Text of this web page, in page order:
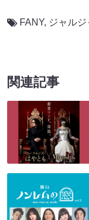
FANY, ジャルジ
関連記事